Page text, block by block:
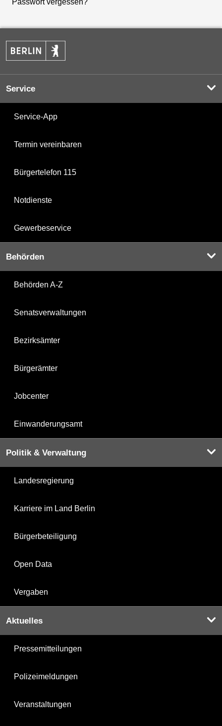
Passwort vergessen?
Service
Service-App
Termin vereinbaren
Bürgertelefon 115
Notdienste
Gewerbeservice
Behörden
Behörden A-Z
Senatsverwaltungen
Bezirksämter
Bürgerämter
Jobcenter
Einwanderungsamt
Politik & Verwaltung
Landesregierung
Karriere im Land Berlin
Bürgerbeteiligung
Open Data
Vergaben
Aktuelles
Pressemitteilungen
Polizeimeldungen
Veranstaltungen